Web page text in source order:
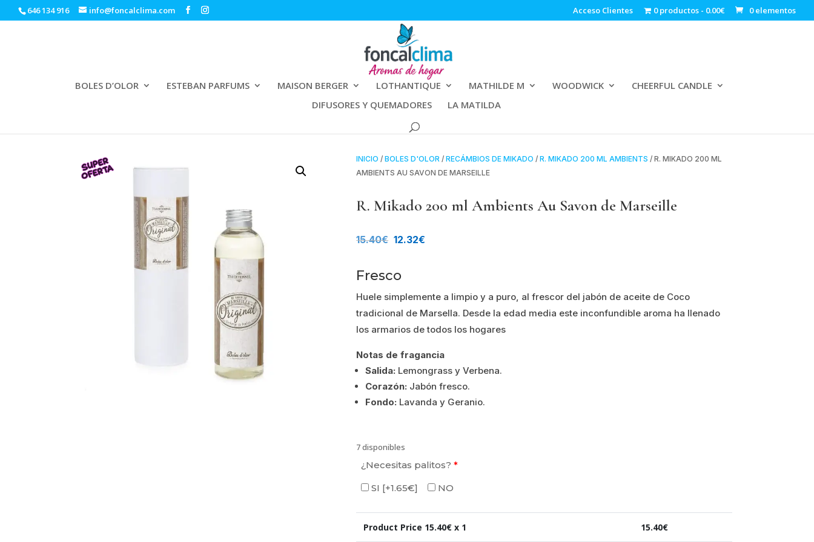
646 134 916 info@foncalclima.com Acceso Clientes 0 productos 0.00€ 0 elementos
BOLES D’OLOR ESTEBAN PARFUMS MAISON BERGER LOTHANTIQUE MATHILDE M WOODWICK
CHEERFUL CANDLE
DIFUSORES Y QUEMADORES
LA MATILDA
INICIO /BOLES D'OLOR /RECÁMBIOS DE MIKADO /R. MIKADO 200 ML AMBIENTS / R. MIKADO 200 ML
AMBIENTS AU SAVON DE MARSEILLE
R. Mikado 200 ml Ambients Au Savon de Marseille
15.40€ El
original
era:
15.40€.
12.32€
es:
12.32€.
Fresco
Huele simplemente a limpio y a puro, al frescor del jabón de aceite de Coco
tradicional de Marsella. Desde la edad media este inconfundible aroma ha llenado
los armarios de todos los hogares
Notas de fragancia
Salida: Lemongrass y Verbena.
Corazón: Jabón fresco.
Fondo: Lavanda y Geranio.
7 disponibles
¿Necesitas palitos? *
SI [+1.65€] NO
Product Price 15.40€ x 1 15.40€